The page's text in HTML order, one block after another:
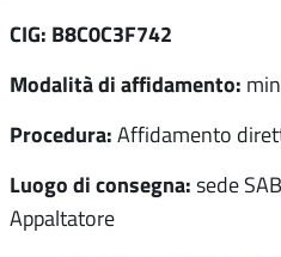
CIG: B8C0C3F742
Modalità di affidamento:
Procedura: Affidamento
Luogo di consegna: sede
Appaltatore